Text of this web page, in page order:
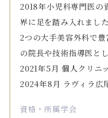
2018年小児科専門医の
界に足を踏み入れました
2つの大手美容外科で
の院長や技術指導医と
2021年5月 個人クリニ
2024年8月 ラヴィラ広
資格・所属学会